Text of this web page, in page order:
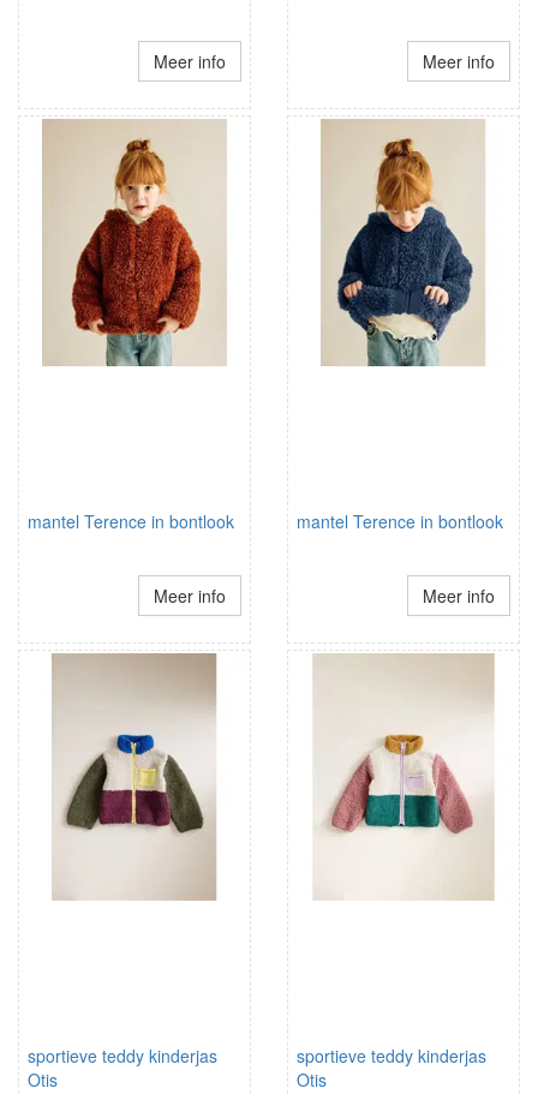
Meer info Meer info
mantel Terence in bontlook
Meer info
mantel Terence in bontlook
Meer info
sportieve teddy kinderjas
Otis
sportieve teddy kinderjas
Otis